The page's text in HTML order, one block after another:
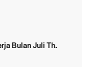
Bulan Juli Th.